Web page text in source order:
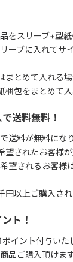
をスリーブ+型紙
ーブに入れてサ
とめて入れる場
包をまとめて入
送料無料！
送料が無料になり
されたお客様が
望されるお客様
以上ご購入され
ト！
イント付与いた
品ご購入頂けます